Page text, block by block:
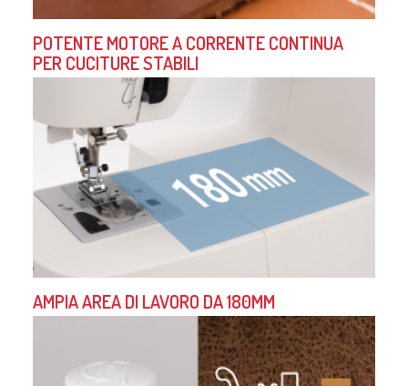
POTENTE MOTORE A CORRENTE CONTINUA
PER CUCITURE STABILI
AMPIA AREA DI LAVORO DA 180MM